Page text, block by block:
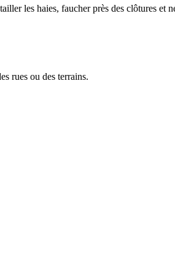
les haies, faucher près des clôtures et
rues ou des terrains.